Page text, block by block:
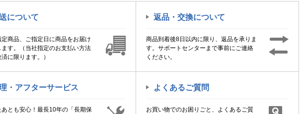
について
定商品、ご指定日に商品をお届け
ます。（当社指定のお支払い方法
に限ります。）
返品・交換について
商品到着後8日以内に限り、返品を承りま
す。サポートセンターまで事前にご連絡
ください。
・アフターサービス
あとも安心！最長10年の「長期保
よくあるご質問
お買い物でのお困りごと、よくあるご質